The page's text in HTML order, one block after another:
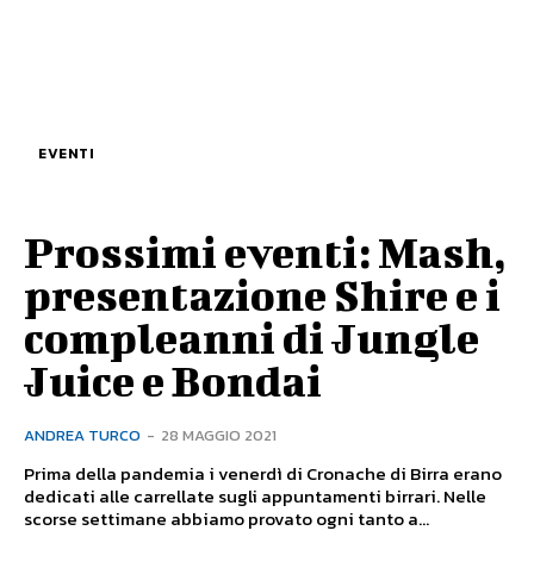
EVENTI
Prossimi eventi: Mash,
presentazione Shire e i
compleanni di Jungle
Juice e Bondai
ANDREA TURCO - 28 MAGGIO 2021
Prima della pandemia i venerdì di Cronache di Birra erano
dedicati alle carrellate sugli appuntamenti birrari. Nelle
scorse settimane abbiamo provato ogni tanto a...